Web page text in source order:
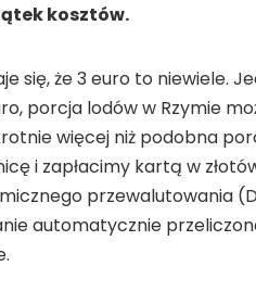
kosztów.
się, że 3 euro to niewiele.
porcja lodów w Rzymie
więcej niż podobna
i zapłacimy kartą w
przewalutowania
automatycznie